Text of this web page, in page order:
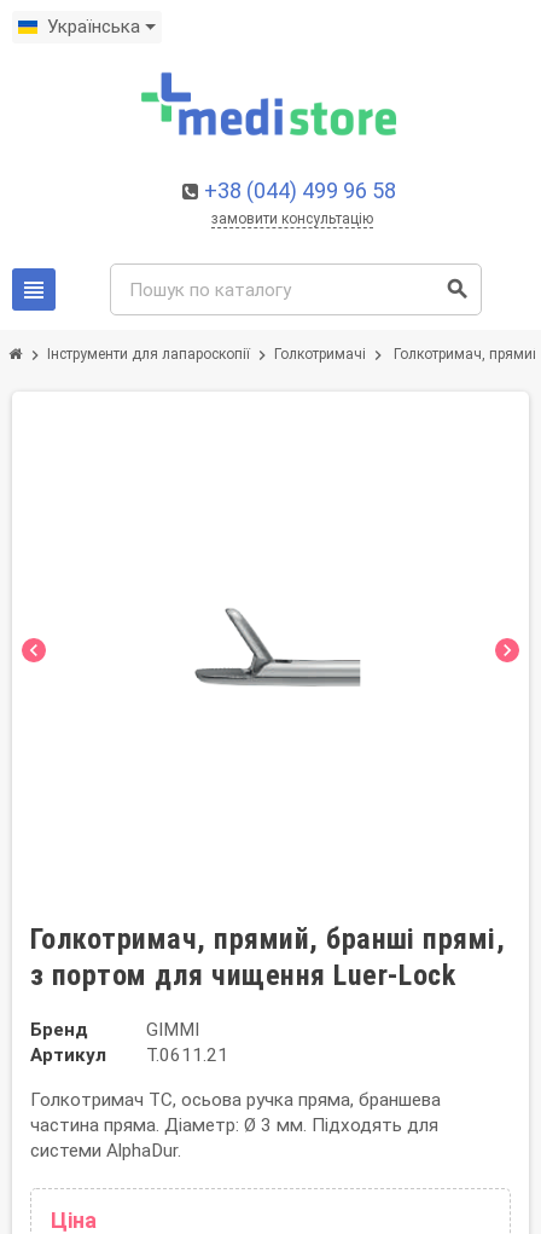
Українська
+38 (044) 499 96 58
замовити консультацію
view_headline search
chevron_right Інструменти для лапароскопії chevron_right Голкотримачі chevron_right Голкотримач,
chevron_left chevron_right
Голкотримач, прямий, бранші прямі,
з портом для чищення Luer-Lock
Бренд
GIMMI
Артикул
T.0611.21
Голкотримач TC, осьова ручка пряма, браншева
частина пряма. Діаметр: Ø 3 мм. Підходять для
системи AlphaDur.
Ціна